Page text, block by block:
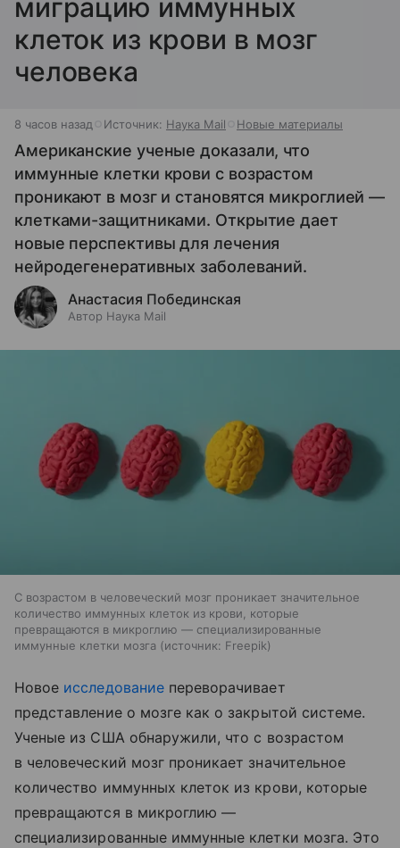
миграцию иммунных
клеток из крови в мозг
человека
8 часов назад Источник: Наука Mail Новые материалы
Американские ученые доказали, что
иммунные клетки крови с возрастом
проникают в мозг и становятся микроглией —
клетками-защитниками. Открытие дает
новые перспективы для лечения
нейродегенеративных заболеваний.
Анастасия Побединская
Автор Наука Mail
С возрастом в человеческий мозг проникает значительное
количество иммунных клеток из крови, которые
превращаются в микроглию — специализированные
иммунные клетки мозга
источник: Freepik
Новое исследованиепереворачивает
представление о мозге как о закрытой системе.
Ученые из США обнаружили, что с возрастом
в человеческий мозг проникает значительное
количество иммунных клеток из крови, которые
превращаются в микроглию —
специализированные иммунные клетки мозга. Это